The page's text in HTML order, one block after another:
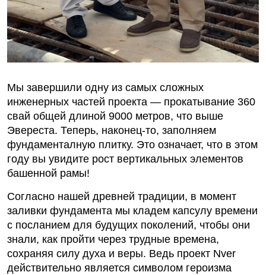
Мы завершили одну из самых сложных
инженерных частей проекта — прокатывание 360
свай общей длиной 9000 метров, что выше
Эвереста. Теперь, наконец-то, заполняем
фундаменталную плитку. Это означает, что в этом
году вы увидите рост вертикальных элементов
башенной рамы!
Согласно нашей древней традиции, в момент
заливки фундамента мы кладем капсулу времени
с посланием для будущих поколений, чтобы они
знали, как пройти через трудные времена,
сохраняя силу духа и веры. Ведь проект Nver
действительно является символом героизма